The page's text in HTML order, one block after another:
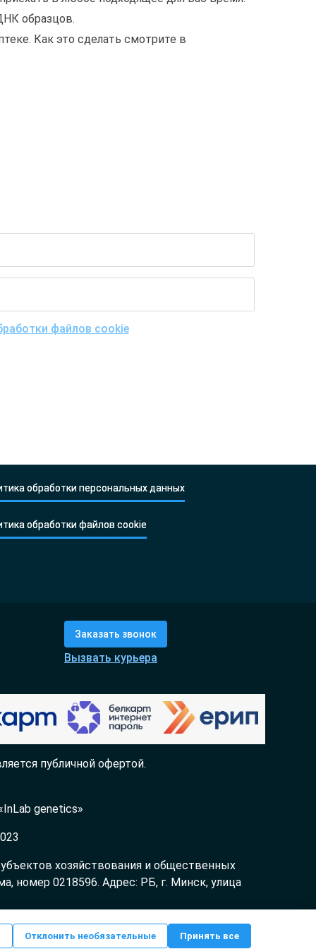
образцов.
Как это сделать смотрите в
файлов cookieи
возможность их трансграничной
обработки персональных данных
обработки файлов cookie
Заказать звонок
Вызвать курьера
публичной офертой.
genetics»
хозяйствования и общественных
номер 0218596. Адрес: РБ, г. Минск, улица
Отклонить необязательные Принять все